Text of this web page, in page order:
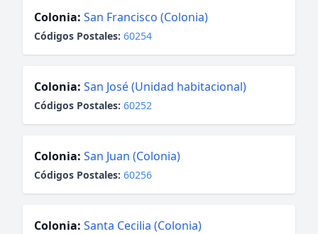
Colonia: San Francisco (Colonia)
Códigos Postales: 60254
Colonia: San José (Unidad habitacional)
Códigos Postales: 60252
Colonia: San Juan (Colonia)
Códigos Postales: 60256
Colonia: Santa Cecilia (Colonia)